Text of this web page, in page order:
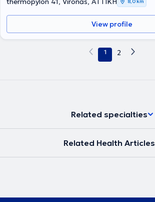
View profile
1 2
Related specialties
Related Health Articles